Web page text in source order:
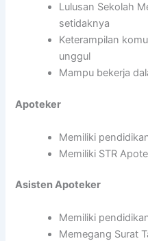
Lulusan Sekolah
setidaknya
Keterampilan
unggul
Mampu bekerja
Apoteker
Memiliki
Memiliki STR
Asisten Apoteker
Memiliki
Memegang Surat